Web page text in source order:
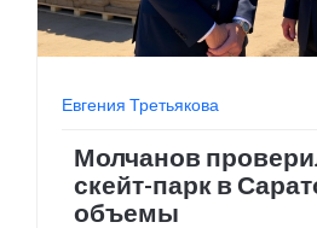
Евгения Третьякова
Молчанов
скейт-парк в
объемы